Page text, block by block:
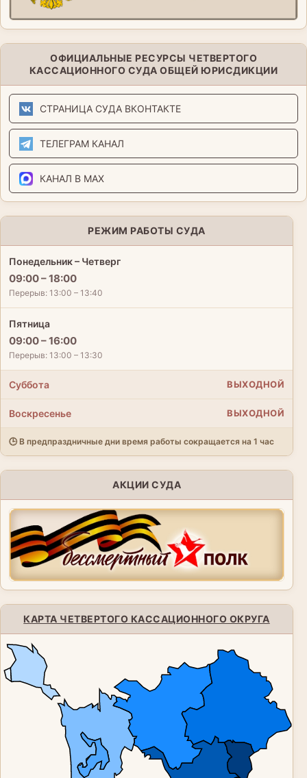
ОФИЦИАЛЬНЫЕ РЕСУРСЫ ЧЕТВЕРТОГО
КАССАЦИОННОГО СУДА ОБЩЕЙ ЮРИСДИКЦИИ
СТРАНИЦА СУДА ВКОНТАКТЕ
ТЕЛЕГРАМ КАНАЛ
КАНАЛ В MAX
РЕЖИМ РАБОТЫ СУДА
Понедельник – Четверг
09:00 – 18:00
Перерыв: 13:00 – 13:40
Пятница
09:00 – 16:00
Перерыв: 13:00 – 13:30
Суббота ВЫХОДНОЙ
Воскресенье ВЫХОДНОЙ
🕒 В предпраздничные дни время работы сокращается на 1 час
АКЦИИ СУДА
КАРТА ЧЕТВЕРТОГО КАССАЦИОННОГО ОКРУГА